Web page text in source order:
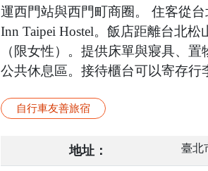
運西門站與西門町商圈。 住客從
Inn Taipei Hostel。飯店距離台北
（限女性）。提供床單與寢具、
公共休息區。接待櫃台可以寄存行
自行車友善旅宿
地址： 臺北